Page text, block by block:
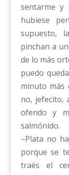
sentarme y
hubiese
supuesto,
pinchan a
de lo más
puedo
minuto más
no, jefecito,
ofendo y
salmónido.
–Plata no
porque se
traés el